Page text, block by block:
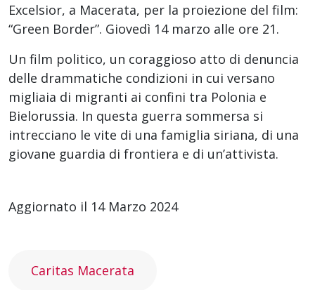
Excelsior, a Macerata, per la proiezione del film:
“Green Border”. Giovedì 14 marzo alle ore 21.
Un film politico, un coraggioso atto di denuncia
delle drammatiche condizioni in cui versano
migliaia di migranti ai confini tra Polonia e
Bielorussia. In questa guerra sommersa si
intrecciano le vite di una famiglia siriana, di una
giovane guardia di frontiera e di un’attivista.
Aggiornato il 14 Marzo 2024
Caritas Macerata